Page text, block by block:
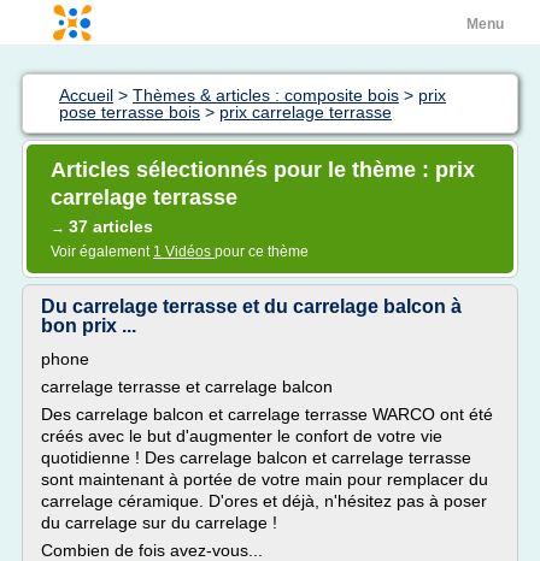
Menu
Accueil > Thèmes & articles : composite bois > prix
pose terrasse bois > prix carrelage terrasse
Articles sélectionnés pour le thème : prix
carrelage terrasse
→ 37 articles
Voir également 1 Vidéos pour ce thème
Du carrelage terrasse et du carrelage balcon à
bon prix ...
phone
carrelage terrasse et carrelage balcon
Des carrelage balcon et carrelage terrasse WARCO ont été
créés avec le but d'augmenter le confort de votre vie
quotidienne ! Des carrelage balcon et carrelage terrasse
sont maintenant à portée de votre main pour remplacer du
carrelage céramique. D'ores et déjà, n'hésitez pas à poser
du carrelage sur du carrelage !
Combien de fois avez-vous...